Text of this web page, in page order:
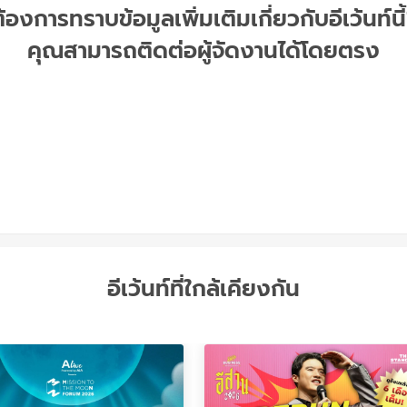
งการทราบข้อมูลเพิ่มเติมเกี่ยวกับอีเว้นท์
คุณสามารถติดต่อผู้จัดงานได้โดยตรง
อีเว้นท์ที่ใกล้เคียงกัน